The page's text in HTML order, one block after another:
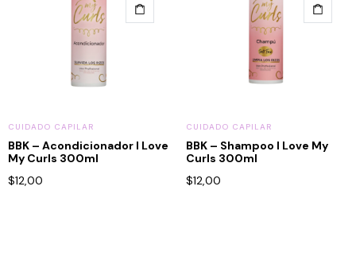
CUIDADO CAPILAR
BBK – Acondicionador I Love
My Curls 300ml
$12,00
CUIDADO CAPILAR
BBK – Shampoo I Love My
Curls 300ml
$12,00